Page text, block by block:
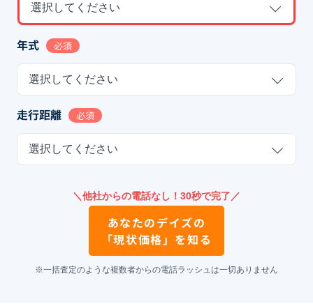
選択してください
年式 必須
選択してください
走行距離 必須
選択してください
＼他社からの電話なし！30秒で完了／
あなたのデイズの
「現状価格」を知る
※一括査定のような複数者からの電話ラッシュは一切ありません